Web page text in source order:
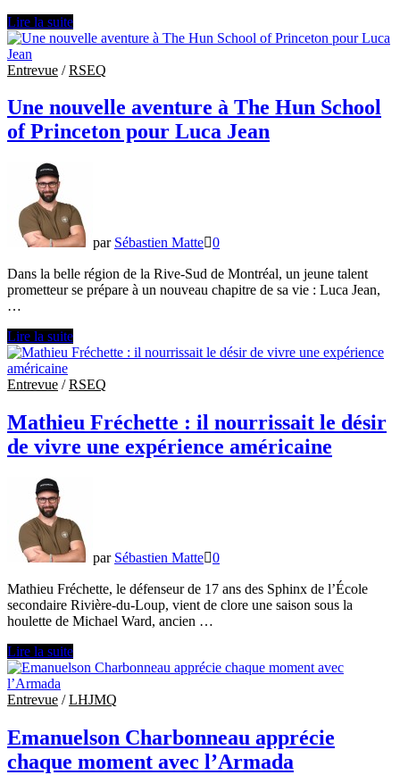
Thierry
Vigneault
est
prêt
conquérir
de
nouveaux
Hoosac
School
Lire la suite
Entrevue /RSEQ
Une nouvelle aventure à The Hun School
of Princeton pour Luca Jean
par Sébastien Matte 0
Dans la belle région de la Rive-Sud de Montréal, un jeune talent
prometteur se prépare à un nouveau chapitre de sa vie : Luca Jean,
…
Une
nouvelle
aventure
à
Hun
School
of
Lire la suite
Entrevue /RSEQ
Mathieu Fréchette : il nourrissait le désir
de vivre une expérience américaine
par Sébastien Matte 0
Mathieu Fréchette, le défenseur de 17 ans des Sphinx de l’École
secondaire Rivière-du-Loup, vient de clore une saison sous la
houlette de Michael Ward, ancien …
Mathieu
Fréchette
:
il
le
désir
de
Lire la suite
Entrevue /LHJMQ
Emanuelson Charbonneau apprécie
chaque moment avec l’Armada